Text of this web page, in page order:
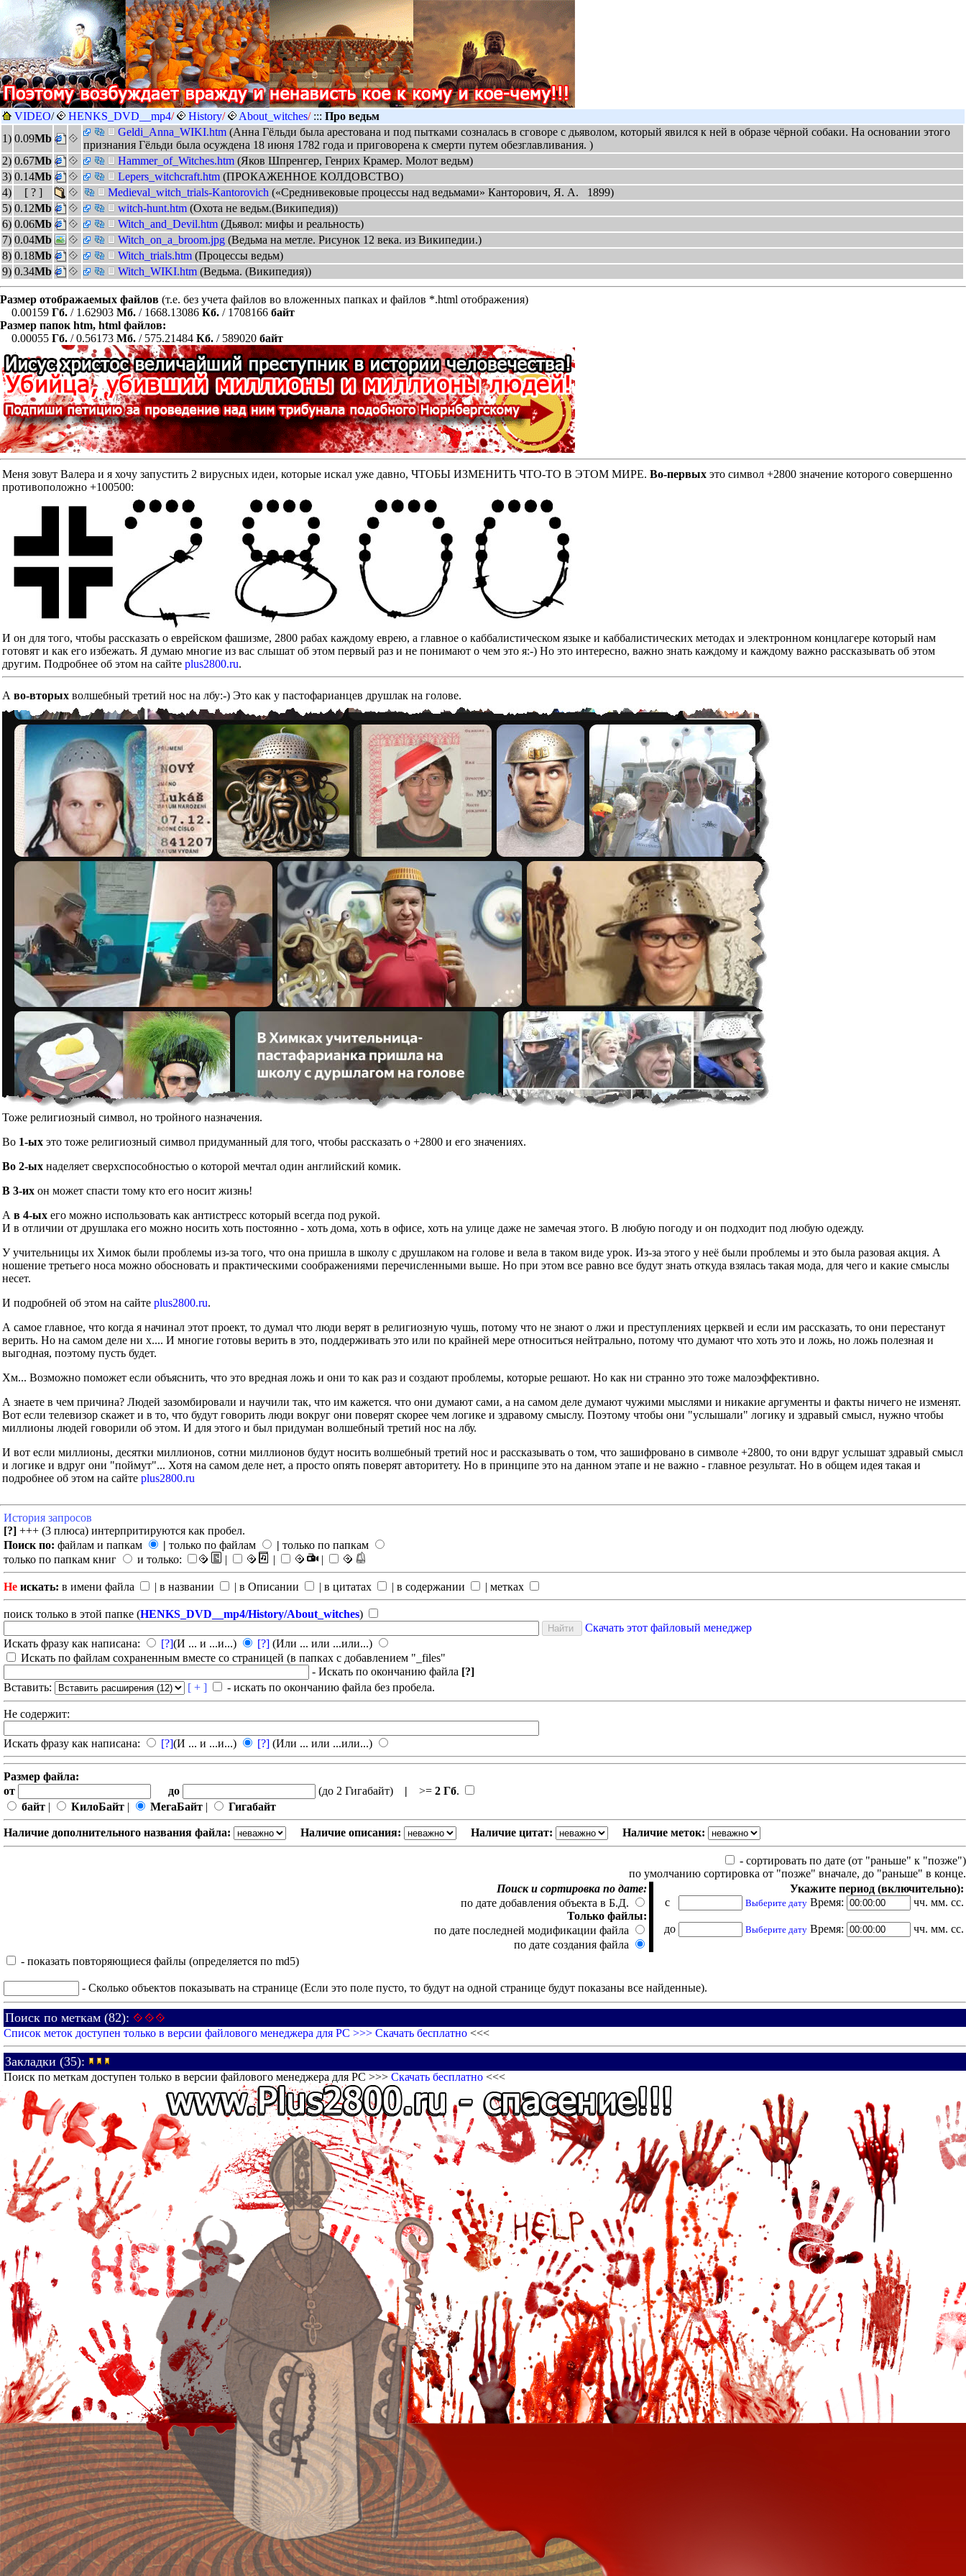
VIDEO/ HENKS_DVD__mp4/ History/ About_witches/::: Про ведьм
1) 0.09Mb
Geldi_Anna_WIKI.htm (Анна Гёльди была арестована и под пытками созналась в сговоре с дьяволом, который явился к ней в образе чёрной собаки. На основании этого
признания Гёльди была осуждена 18 июня 1782 года и приговорена к смерти путем обезглавливания. )
2) 0.67Mb Hammer_of_Witches.htm (Яков Шпренгер, Генрих Крамер. Молот ведьм)
3) 0.14Mb Lepers_witchcraft.htm (ПРОКАЖЕННОЕ КОЛДОВСТВО)
4)
[ ? ] Medieval_witch_trials-Kantorovich («Среднивековые процессы над ведьмами» Канторович, Я. А. 1899)
5) 0.12Mb witch-hunt.htm (Охота не ведьм.(Википедия))
6) 0.06Mb Witch_and_Devil.htm (Дьявол: мифы и реальность)
7) 0.04Mb Witch_on_a_broom.jpg (Ведьма на метле. Рисунок 12 века. из Википедии.)
8) 0.18Mb Witch_trials.htm (Процессы ведьм)
9) 0.34Mb Witch_WIKI.htm (Ведьма. (Википедия))
Размер отображаемых файлов (т.е. без учета файлов во вложенных папках и файлов *.html отображения)
0.00159 Гб. / 1.62903 Мб. / 1668.13086 Кб. / 1708166 байт
Размер папок htm, html файлов:
0.00055 Гб. / 0.56173 Мб. / 575.21484 Кб. / 589020 байт
Меня зовут Валера и я хочу запустить 2 вирусных идеи, которые искал уже давно, ЧТОБЫ ИЗМЕНИТЬ ЧТО-ТО В ЭТОМ МИРЕ. Во-первых это символ +2800 значение которого совершенно
противоположно +100500:
И он для того, чтобы рассказать о еврейском фашизме, 2800 рабах каждому еврею, а главное о каббалистическом языке и каббалистических методах и электронном концлагере который нам
готовят и как его избежать. Я думаю многие из вас слышат об этом первый раз и не понимают о чем это я:-) Но это интересно, важно знать каждому и каждому важно рассказывать об этом
другим. Подробнее об этом на сайте plus2800.ru.
А во-вторых волшебный третий нос на лбу:-) Это как у пастофарианцев друшлак на голове.
Тоже религиозный символ, но тройного назначения.
Во 1-ых это тоже религиозный символ придуманный для того, чтобы рассказать о +2800 и его значениях.
Во 2-ых наделяет сверхспособностью о которой мечтал один английский комик.
В 3-их он может спасти тому кто его носит жизнь!
А в 4-ых его можно использовать как антистресс который всегда под рукой.
И в отличии от друшлака его можно носить хоть постоянно - хоть дома, хоть в офисе, хоть на улице даже не замечая этого. В любую погоду и он подходит под любую одежду.
У учительницы их Химок были проблемы из-за того, что она пришла в школу с друшлаком на голове и вела в таком виде урок. Из-за этого у неё были проблемы и это была разовая акция. А
ношение третьего носа можно обосновать и практическими соображениями перечисленными выше. Но при этом все равно все будут знать откуда взялась такая мода, для чего и какие смыслы
несет.
И подробней об этом на сайте plus2800.ru.
А самое главное, что когда я начинал этот проект, то думал что люди верят в религиозную чушь, потому что не знают о лжи и преступлениях церквей и если им рассказать, то они перестанут
верить. Но на самом деле ни х.... И многие готовы верить в это, поддерживать это или по крайней мере относиться нейтрально, потому что думают что хоть это и ложь, но ложь полезная и
выгодная, поэтому пусть будет.
Хм... Возможно поможет если объяснить, что это вредная ложь и они то как раз и создают проблемы, которые решают. Но как ни странно это тоже малоэффективно.
А знаете в чем причина? Людей зазомбировали и научили так, что им кажется. что они думают сами, а на самом деле думают чужими мыслями и никакие аргументы и факты ничего не изменят.
Вот если телевизор скажет и в то, что будут говорить люди вокруг они поверят скорее чем логике и здравому смыслу. Поэтому чтобы они "услышали" логику и здравый смысл, нужно чтобы
миллионы людей говорили об этом. И для этого и был придуман волшебный третий нос на лбу.
И вот если миллионы, десятки миллионов, сотни миллионов будут носить волшебный третий нос и рассказывать о том, что зашифровано в символе +2800, то они вдруг услышат здравый смысл
и логике и вдруг они "поймут"... Хотя на самом деле нет, а просто опять поверят авторитету. Но в принципе это на данном этапе и не важно - главное результат. Но в общем идея такая и
подробнее об этом на сайте plus2800.ru
История запросов
[?] +++ (3 плюса) интерпритируются как пробел.
Поиск по: файлам и папкам | только по файлам | только по папкам
только по папкам книг
и только: | | |
Не искать: в имени файла | в названии | в Описании | в цитатах | в содержании | метках
поиск только в этой папке (HENKS_DVD__mp4/History/About_witches)
Скачать этот файловый менеджер
Искать фразу как написана:
[?](И ... и ...и...) [?] (Или ... или ...или...)
Искать по файлам сохраненным вместе со страницей (в папках с добавлением "_files"
- Искать по окончанию файла [?]
Вставить:
[ + ] - искать по окончанию файла без пробела.
Не содержит:
Искать фразу как написана: [?](И ... и ...и...) [?] (Или ... или ...или...)
Размер файла:
от
до (до 2 Гигабайт) | >= 2 Гб.
байт | КилоБайт | МегаБайт | Гигабайт
Наличие дополнительного названия файла: Наличие описания: Наличие цитат: Наличие меток:
- сортировать по дате (от "раньше" к "позже")
по умолчанию сортировка от "позже" вначале, до "раньше" в конце.
Поиск и сортировка по дате:
по дате добавления объекта в Б.Д.
Только файлы:
по дате последней модификации файла
по дате создания файла
Укажите период (включительно):
с
Выберите дату Время: чч. мм. сс.
до Выберите дату Время: чч. мм. сс.
- показать повторяющиеся файлы (определяется по md5)
- Сколько объектов показывать на странице (Если это поле пусто, то будут на одной странице будут показаны все найденные).
Поиск по меткам (82):
Список меток доступен только в версии файлового менеджера для PC >>> Скачать бесплатно <<<
Закладки (35):
Поиск по меткам доступен только в версии файлового менеджера для PC >>> Скачать бесплатно <<<